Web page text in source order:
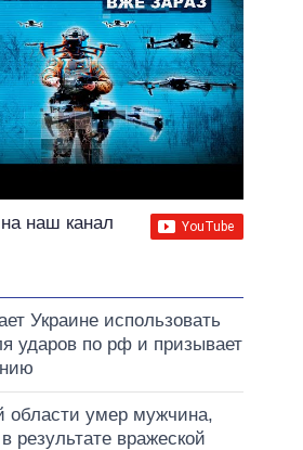
наш канал
Украине использовать
ударов по рф и призывает
области умер мужчина,
результате вражеской